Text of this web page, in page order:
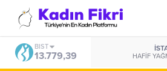
BIST
13.779,39 HAFIF